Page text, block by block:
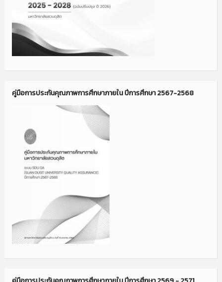
คู่มือการประกันคุณภาพการศึกษาภายใน ปีการศึกษา 2567-2568